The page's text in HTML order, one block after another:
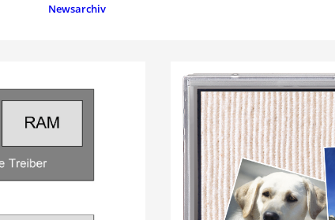
Newsarchiv